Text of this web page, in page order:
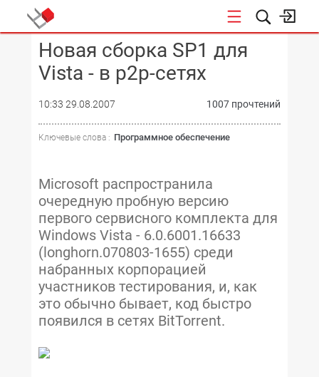
КОНФЕРЕНЦИИ
Новая сборка SP1 для
Vista - в p2p-сетях
10:33 29.08.2007 1007 прочтений
Ключевые слова : Программное обеспечение
Microsoft распространила
очередную пробную версию
первого сервисного комплекта для
Windows Vista - 6.0.6001.16633
(longhorn.070803-1655) среди
набранных корпорацией
участников тестирования, и, как
это обычно бывает, код быстро
появился в сетях BitTorrent.